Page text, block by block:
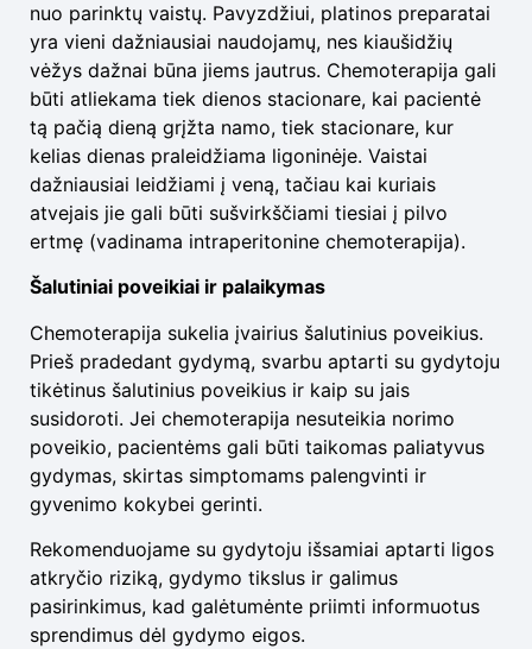
nuo parinktų vaistų. Pavyzdžiui, platinos preparatai
yra vieni dažniausiai naudojamų, nes kiaušidžių
vėžys dažnai būna jiems jautrus. Chemoterapija gali
būti atliekama tiek dienos stacionare, kai pacientė
tą pačią dieną grįžta namo, tiek stacionare, kur
kelias dienas praleidžiama ligoninėje. Vaistai
dažniausiai leidžiami į veną, tačiau kai kuriais
atvejais jie gali būti sušvirkščiami tiesiai į pilvo
ertmę (vadinama intraperitonine chemoterapija).
Šalutiniai poveikiai ir palaikymas
Chemoterapija sukelia įvairius šalutinius poveikius.
Prieš pradedant gydymą, svarbu aptarti su gydytoju
tikėtinus šalutinius poveikius ir kaip su jais
susidoroti. Jei chemoterapija nesuteikia norimo
poveikio, pacientėms gali būti taikomas paliatyvus
gydymas, skirtas simptomams palengvinti ir
gyvenimo kokybei gerinti.
Rekomenduojame su gydytoju išsamiai aptarti ligos
atkryčio riziką, gydymo tikslus ir galimus
pasirinkimus, kad galėtumėnte priimti informuotus
sprendimus dėl gydymo eigos.